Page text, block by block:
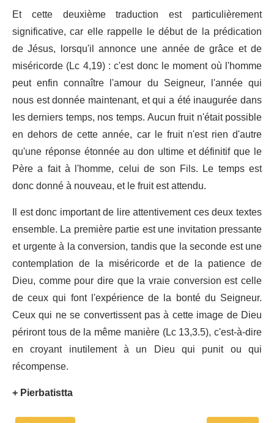
Et cette deuxième traduction est particulièrement
significative, car elle rappelle le début de la prédication
de Jésus, lorsqu'il annonce une année de grâce et de
miséricorde (Lc 4,19) : c'est donc le moment où l'homme
peut enfin connaître l'amour du Seigneur, l'année qui
nous est donnée maintenant, et qui a été inaugurée dans
les derniers temps, nos temps. Aucun fruit n'était possible
en dehors de cette année, car le fruit n'est rien d'autre
qu'une réponse étonnée au don ultime et définitif que le
Père a fait à l'homme, celui de son Fils. Le temps est
donc donné à nouveau, et le fruit est attendu.
Il est donc important de lire attentivement ces deux textes
ensemble. La première partie est une invitation pressante
et urgente à la conversion, tandis que la seconde est une
contemplation de la miséricorde et de la patience de
Dieu, comme pour dire que la vraie conversion est celle
de ceux qui font l'expérience de la bonté du Seigneur.
Ceux qui ne se convertissent pas à cette image de Dieu
périront tous de la même manière (Lc 13,3.5), c'est-à-dire
en croyant inutilement à un Dieu qui punit ou qui
récompense.
+ Pierbatistta